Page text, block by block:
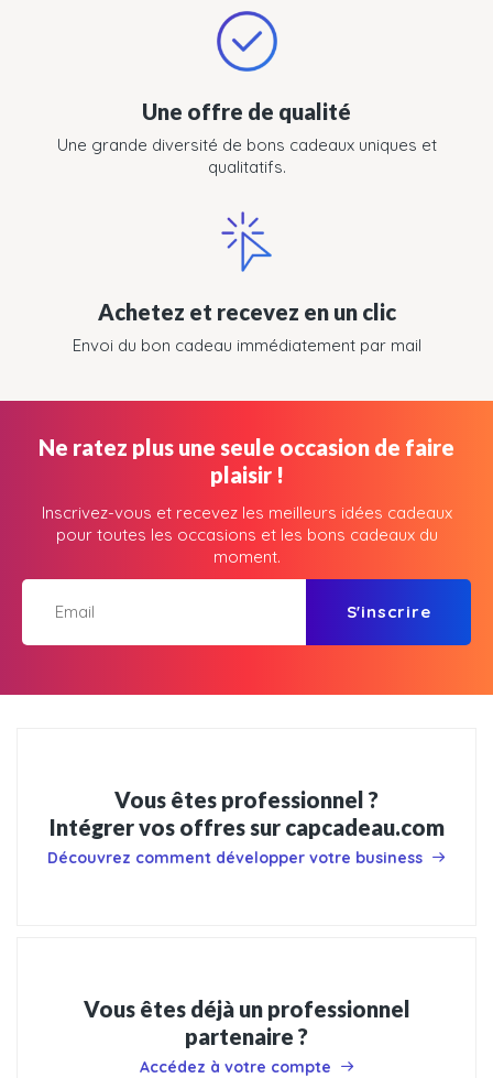
Une offre de qualité
Une grande diversité de bons cadeaux uniques et
qualitatifs.
Achetez et recevez en un clic
Envoi du bon cadeau immédiatement par mail
Ne ratez plus une seule occasion de faire
plaisir !
Inscrivez-vous et recevez les meilleurs idées cadeaux
pour toutes les occasions et les bons cadeaux du
moment.
S'inscrire
Vous êtes professionnel ?
Intégrer vos offres sur capcadeau.com
Découvrez comment développer votre business
Vous êtes déjà un professionnel
partenaire ?
Accédez à votre compte